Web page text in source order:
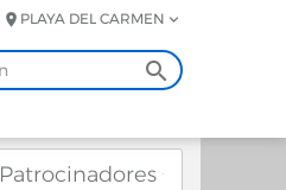
PLAYA DEL CARMEN
Patrocinadores